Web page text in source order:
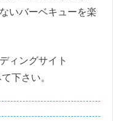
いバーベキューを楽
ィングサイト
下さい。